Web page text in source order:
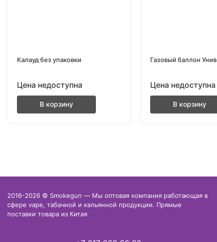
Калауд без упаковки
Цена недоступна
В корзину
Газовый баллон
Цена недоступна
В корзину
2016-2026 © Smokegun — Мы оптовая компания работающая в
сфере vape, табачной и кальянной продукции. Прямые
поставки товара из Китая